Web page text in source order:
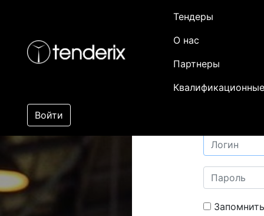
Тендеры
О нас
Партнеры
Войти